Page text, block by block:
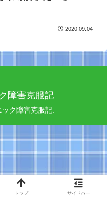
2020.09.04
障害克服記
ク障害克服記.
トップ サイドバー